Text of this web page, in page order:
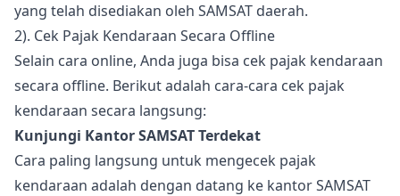
yang telah disediakan oleh SAMSAT daerah.
2). Cek Pajak Kendaraan Secara Offline
Selain cara online, Anda juga bisa cek pajak kendaraan
secara offline. Berikut adalah cara-cara cek pajak
kendaraan secara langsung:
Kunjungi Kantor SAMSAT Terdekat
Cara paling langsung untuk mengecek pajak
kendaraan adalah dengan datang ke kantor SAMSAT